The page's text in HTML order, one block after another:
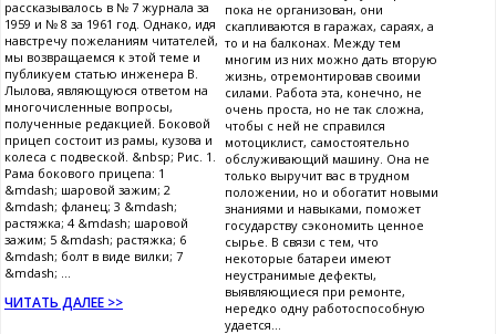
рассказывалось в № 7 журнала за
1959 и № 8 за 1961 год. Однако, идя
навстречу пожеланиям читателей,
мы возвращаемся к этой теме и
публикуем статью инженера В.
Лылова, являющуюся ответом на
многочисленные вопросы,
полученные редакцией. Боковой
прицеп состоит из рамы, кузова и
колеса с подвеской. &nbsp; Рис. 1.
Рама бокового прицепа: 1
&mdash; шаровой зажим; 2
&mdash; фланец; 3 &mdash;
растяжка; 4 &mdash; шаровой
зажим; 5 &mdash; растяжка; 6
&mdash; болт в виде вилки; 7
&mdash; ...
ЧИТАТЬ ДАЛЕЕ >>
пока не организован, они
скапливаются в гаражах, сараях, а
то и на балконах. Между тем
многим из них можно дать вторую
жизнь, отремонтировав своими
силами. Работа эта, конечно, не
очень проста, но не так сложна,
чтобы с ней не справился
мотоциклист, самостоятельно
обслуживающий машину. Она не
только выручит вас в трудном
положении, но и обогатит новыми
знаниями и навыками, поможет
государству сэкономить ценное
сырье. В связи с тем, что
некоторые батареи имеют
неустранимые дефекты,
выявляющиеся при ремонте,
нередко одну работоспособную
удается...